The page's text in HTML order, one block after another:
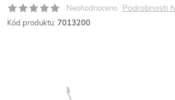
Neohodnoceno Podrobnosti
Kód produktu: 7013200